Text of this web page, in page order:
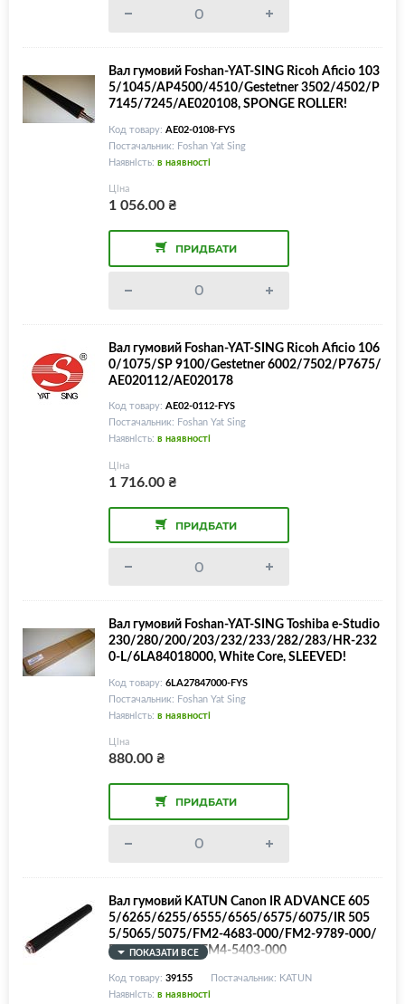
Вал гумовий Foshan-YAT-SING Ricoh Aficio 103
5/1045/AP4500/4510/Gestetner 3502/4502/P
7145/7245/AE020108, SPONGE ROLLER!
Код товару: AE02-0108-FYS
Постачальник: Foshan Yat Sing
Наявність: в наявності
Ціна
1 056.00₴
ПРИДБАТИ
Вал гумовий Foshan-YAT-SING Ricoh Aficio 106
0/1075/SP 9100/Gestetner 6002/7502/P7675/
AE020112/AE020178
Код товару: AE02-0112-FYS
Постачальник: Foshan Yat Sing
Наявність: в наявності
Ціна
1 716.00₴
ПРИДБАТИ
Вал гумовий Foshan-YAT-SING Toshiba e-Studio
230/280/200/203/232/233/282/283/HR-232
0-L/6LA84018000, White Core, SLEEVED!
Код товару: 6LA27847000-FYS
Постачальник: Foshan Yat Sing
Наявність: в наявності
Ціна
880.00₴
ПРИДБАТИ
Вал гумовий KATUN Canon IR ADVANCE 605
5/6265/6255/6555/6565/6575/6075/IR 505
5/5065/5075/FM2-4683-000/FM2-9789-000/
FM4-3160-000/FM4-5403-000
ПОКАЗАТИ ВСЕ
Код товару: 39155
Постачальник: KATUN
Наявність: в наявності